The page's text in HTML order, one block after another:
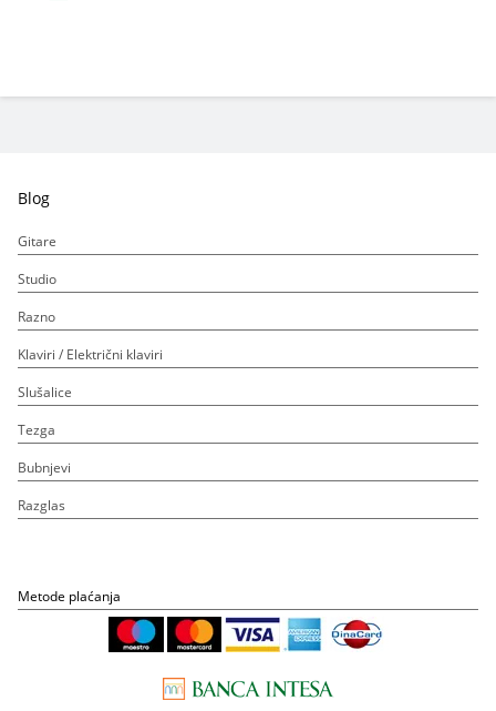
Blog
Gitare
Studio
Razno
Klaviri / Električni klaviri
Slušalice
Tezga
Bubnjevi
Razglas
Metode plaćanja